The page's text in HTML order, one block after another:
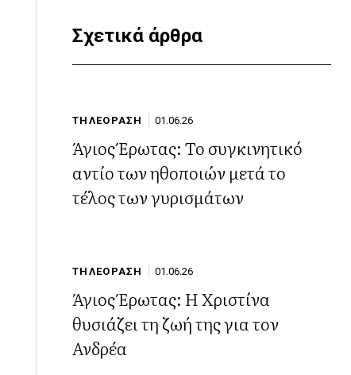
Σχετικά άρθρα
ΤΗΛΕΟΡΑΣΗ 01.06.26
Άγιος Έρωτας: Το συγκινητικό
αντίο των ηθοποιών μετά το
τέλος των γυρισμάτων
ΤΗΛΕΟΡΑΣΗ 01.06.26
Άγιος Έρωτας: Η Χριστίνα
θυσιάζει τη ζωή της για τον
Ανδρέα